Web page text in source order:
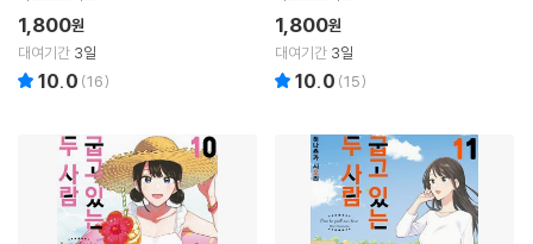
1,800원
대여기간 3일
10.0 (16)
1,800원
대여기간 3일
10.0 (15)